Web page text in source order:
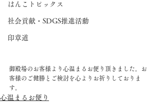
はんこトピックス
社会貢献・SDGS推進活動
印章道
御殿場のお客様より心温まるお便り頂きました。お
客様のご健勝とご検討を心よりお祈りしておりま
す。
心温まるお便り